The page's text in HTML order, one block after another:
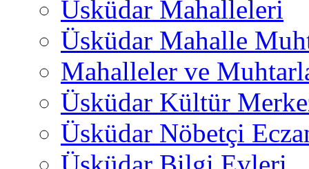
Üsküdar Mahalleleri
Üsküdar Mahalle
Mahalleler ve
Üsküdar Kültür
Üsküdar Nöbetçi